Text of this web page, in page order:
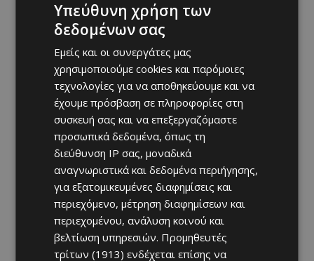
Υπεύθυνη χρήση των
δεδομένων σας
Εμείς και οι συνεργάτες μας
χρησιμοποιούμε cookies και παρόμοιες
τεχνολογίες για να αποθηκεύουμε και να
έχουμε πρόσβαση σε πληροφορίες στη
συσκευή σας και να επεξεργαζόμαστε
προσωπικά δεδομένα, όπως τη
διεύθυνση IP σας, μοναδικά
αναγνωριστικά και δεδομένα περιήγησης,
για εξατομικευμένες διαφημίσεις και
περιεχόμενο, μέτρηση διαφημίσεων και
περιεχομένου, ανάλυση κοινού και
βελτίωση υπηρεσιών. Προμηθευτές
τρίτων (1913) ενδέχεται επίσης να